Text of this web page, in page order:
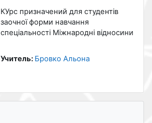
КУрс призначений для студентів
заочної форми навчання
спеціальності Міжнародні відносини
Учитель: Бровко Альона